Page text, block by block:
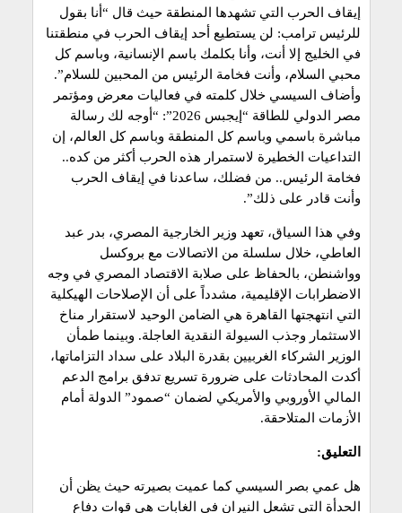
إيقاف الحرب التي تشهدها المنطقة حيث قال “أنا بقول
للرئيس ترامب: لن يستطيع أحد إيقاف الحرب في منطقتنا
في الخليج إلا أنت، وأنا بكلمك باسم الإنسانية، وباسم كل
محبي السلام، وأنت فخامة الرئيس من المحبين للسلام”.
وأضاف السيسي خلال كلمته في فعاليات معرض ومؤتمر
مصر الدولي للطاقة “إيجبس 2026”: “أوجه لك رسالة
مباشرة باسمي وباسم كل المنطقة وباسم كل العالم، إن
التداعيات الخطيرة لاستمرار هذه الحرب أكثر من كده..
فخامة الرئيس.. من فضلك، ساعدنا في إيقاف الحرب
وأنت قادر على ذلك”.
وفي هذا السياق، تعهد وزير الخارجية المصري، بدر عبد
العاطي، خلال سلسلة من الاتصالات مع بروكسل
وواشنطن، بالحفاظ على صلابة الاقتصاد المصري في وجه
الاضطرابات الإقليمية، مشدداً على أن الإصلاحات الهيكلية
التي انتهجتها القاهرة هي الضامن الوحيد لاستقرار مناخ
الاستثمار وجذب السيولة النقدية العاجلة. وبينما طمأن
الوزير الشركاء الغربيين بقدرة البلاد على سداد التزاماتها،
أكدت المحادثات على ضرورة تسريع تدفق برامج الدعم
المالي الأوروبي والأمريكي لضمان “صمود” الدولة أمام
الأزمات المتلاحقة.
التعليق:
هل عمي بصر السيسي كما عميت بصيرته حيث يظن أن
الحدأة التي تشعل النيران في الغابات هي قوات دفاع